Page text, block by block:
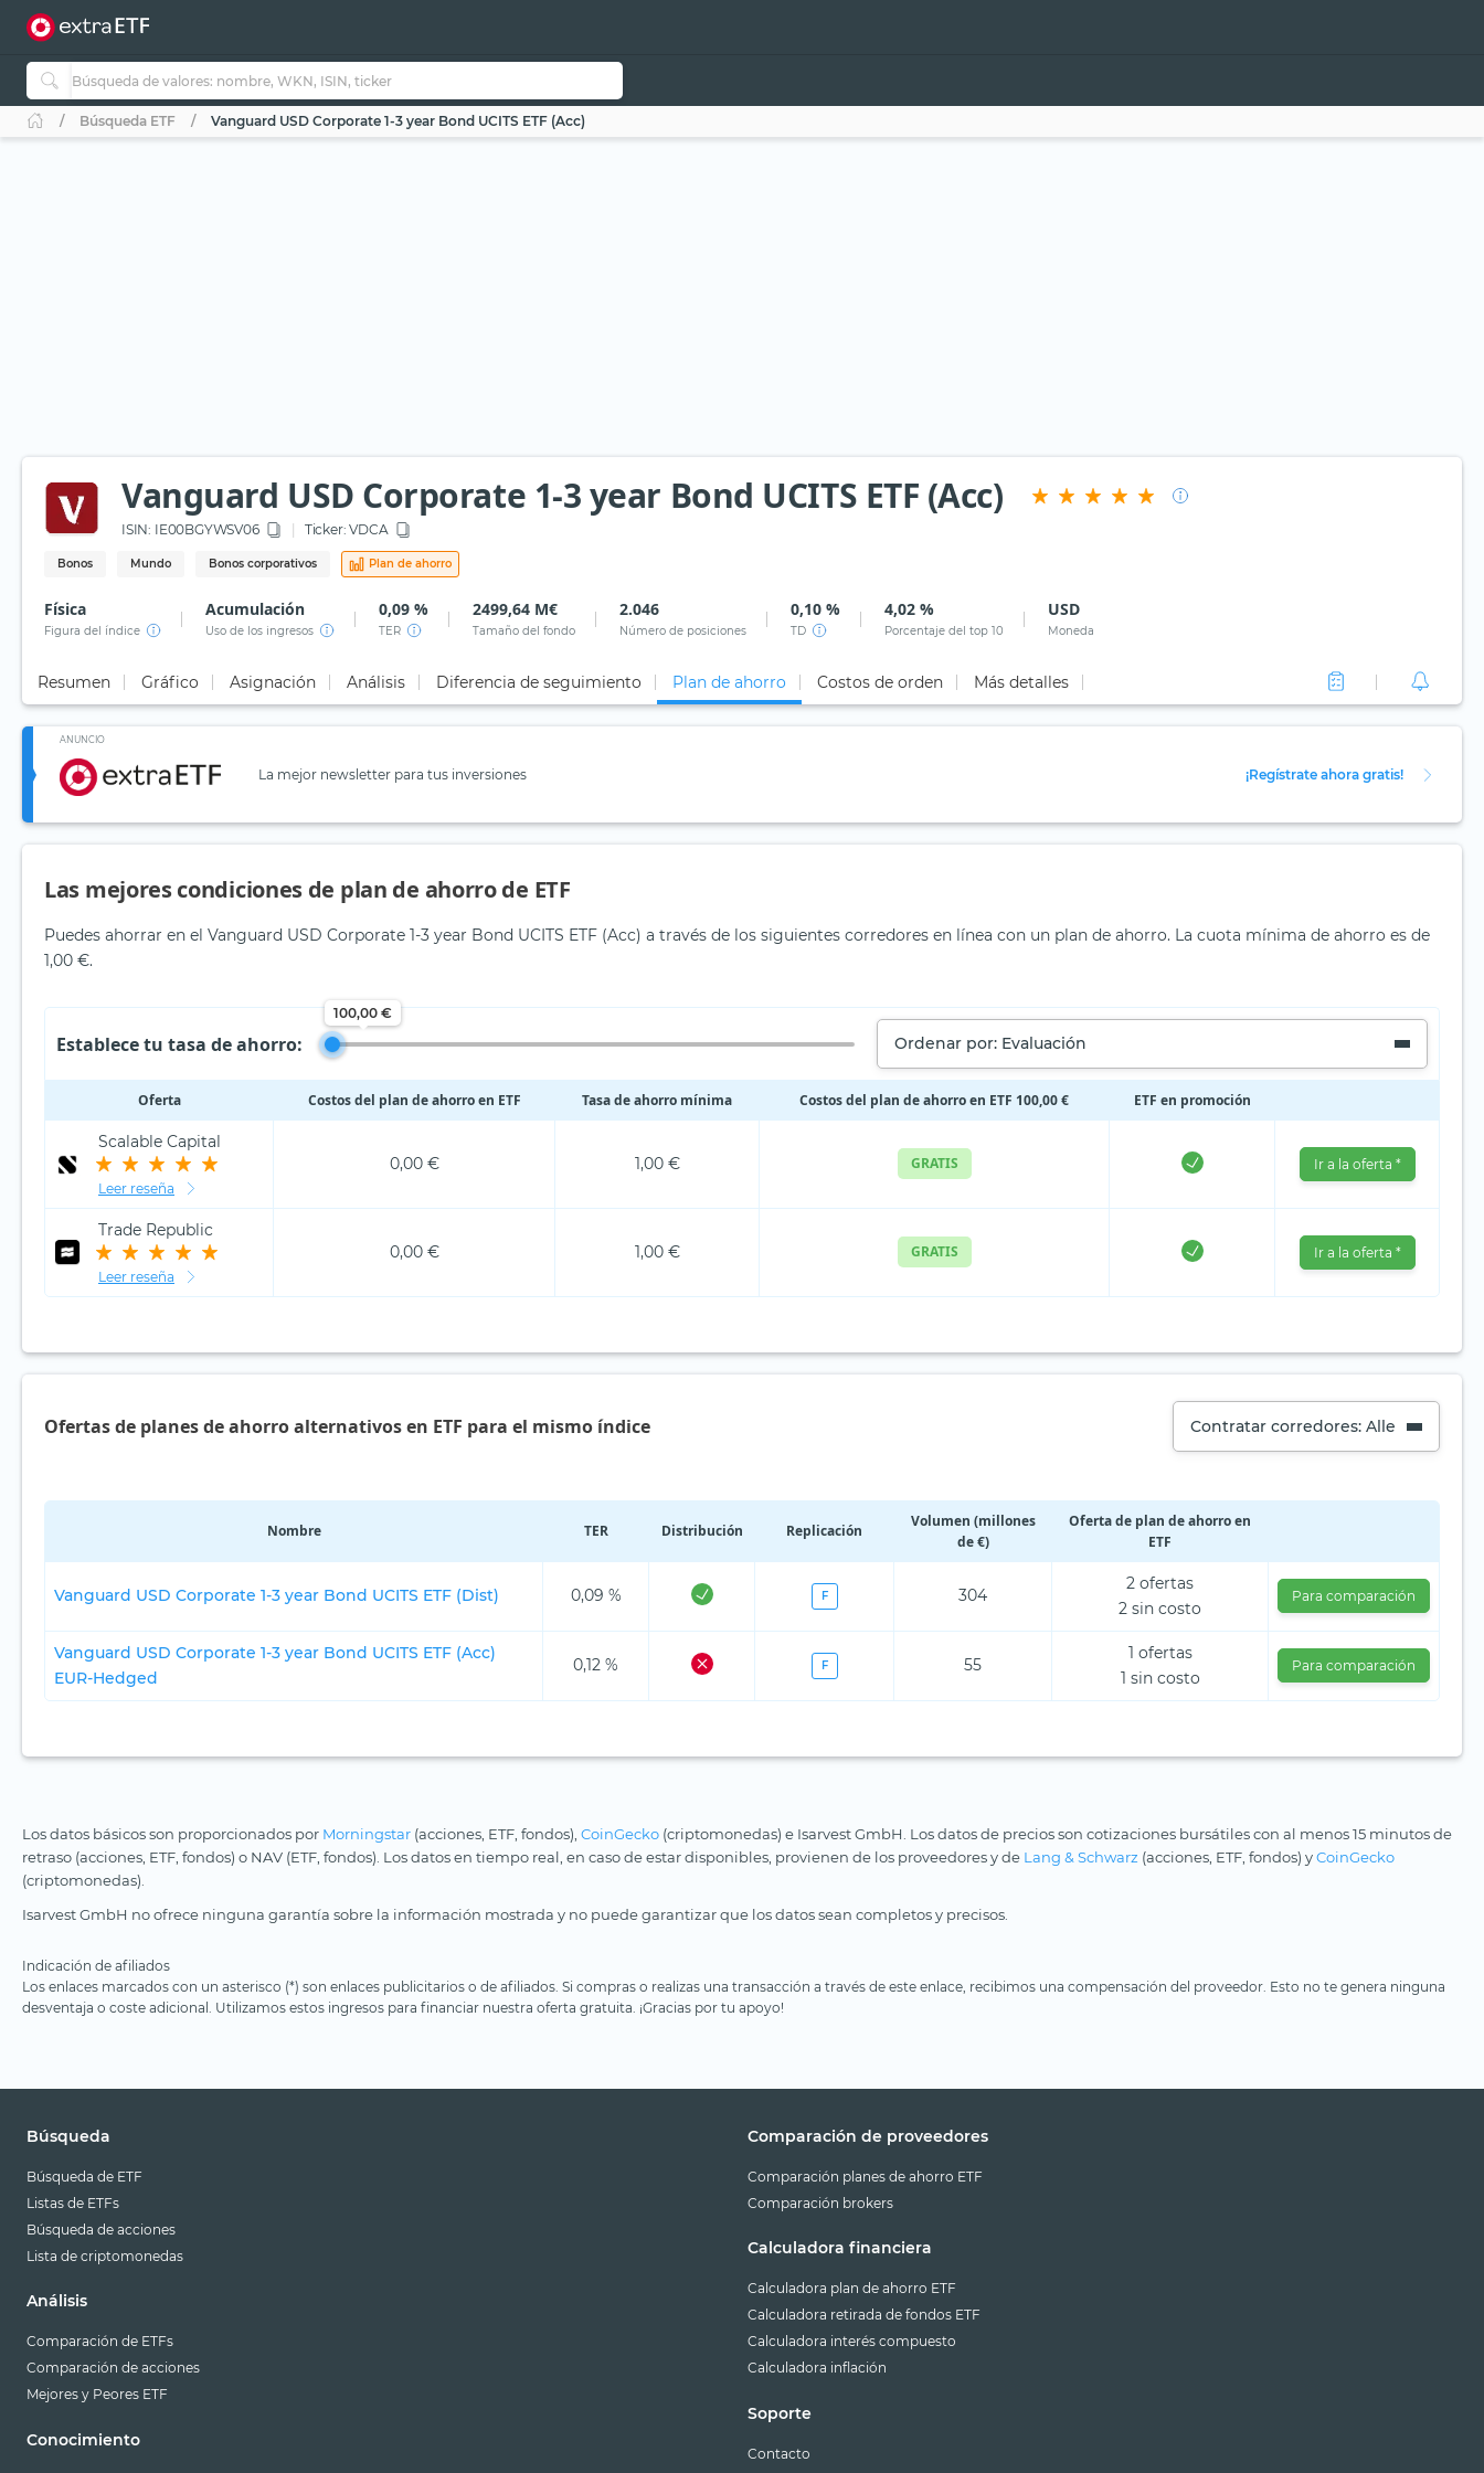
Búsqueda ETF Vanguard USD Corporate 1-3 year Bond UCITS ETF (Acc)
Vanguard USD Corporate 1-3 year Bond UCITS ETF (Acc)
ISIN: IE00BGYWSV06 Ticker: VDCA
Bonos Mundo Bonos corporativos Plan de ahorro
Física
Figura del índice
Acumulación
Uso de los ingresos
0,09 %
TER
2499,64 M€
Tamaño del fondo
2.046
Número de posiciones
0,10 %
TD
4,02 %
Porcentaje del top 10
USD
Moneda
Resumen Gráfico Asignación Análisis Diferencia de seguimiento Plan de ahorro Costos de orden Más detalles
ANUNCIO
La mejor newsletter para tus inversiones ¡Regístrate ahora gratis!
Las mejores condiciones de plan de ahorro de ETF
Puedes ahorrar en el Vanguard USD Corporate 1-3 year Bond UCITS ETF (Acc) a través de los siguientes corredores en línea con un plan de ahorro. La cuota mínima de ahorro es de
1,00 €.
Establece tu tasa de ahorro:
100,00 €
Ordenar por: Evaluación
Oferta Costos del plan de ahorro en ETF Tasa de ahorro mínima Costos del plan de ahorro en ETF 100,00 € ETF en promoción
Scalable Capital
Leer reseña
0,00 € 1,00 € GRATIS Ir a la oferta *
Trade Republic
Leer reseña
0,00 € 1,00 € GRATIS Ir a la oferta *
Ofertas de planes de ahorro alternativos en ETF para el mismo índice Contratar corredores: Alle
Nombre TER Distribución Replicación
Volumen (millones
de €)
Oferta de plan de ahorro en
ETF
Vanguard USD Corporate 1-3 year Bond UCITS ETF (Dist) 0,09 % F 304
2 ofertas
2 sin costo
Para comparación
Vanguard USD Corporate 1-3 year Bond UCITS ETF (Acc)
EUR-Hedged
0,12 % F 55
1 ofertas
1 sin costo
Para comparación
Los datos básicos son proporcionados por Morningstar (acciones, ETF, fondos), CoinGecko (criptomonedas) e Isarvest GmbH. Los datos de precios son cotizaciones bursátiles con al menos 15 minutos de
retraso (acciones, ETF, fondos) o NAV (ETF, fondos). Los datos en tiempo real, en caso de estar disponibles, provienen de los proveedores y de Lang & Schwarz (acciones, ETF, fondos) yCoinGecko
(criptomonedas).
Isarvest GmbH no ofrece ninguna garantía sobre la información mostrada y no puede garantizar que los datos sean completos y precisos.
Indicación de afiliados
Los enlaces marcados con un asterisco (*) son enlaces publicitarios o de afiliados. Si compras o realizas una transacción a través de este enlace, recibimos una compensación del proveedor. Esto no te genera ninguna
desventaja o coste adicional. Utilizamos estos ingresos para financiar nuestra oferta gratuita. ¡Gracias por tu apoyo!
Búsqueda
Búsqueda de ETF
Listas de ETFs
Búsqueda de acciones
Lista de criptomonedas
Análisis
Comparación de ETFs
Comparación de acciones
Mejores y Peores ETF
Conocimiento
Comparación de proveedores
Comparación planes de ahorro ETF
Comparación brokers
Calculadora financiera
Calculadora plan de ahorro ETF
Calculadora retirada de fondos ETF
Calculadora interés compuesto
Calculadora inflación
Soporte
Contacto